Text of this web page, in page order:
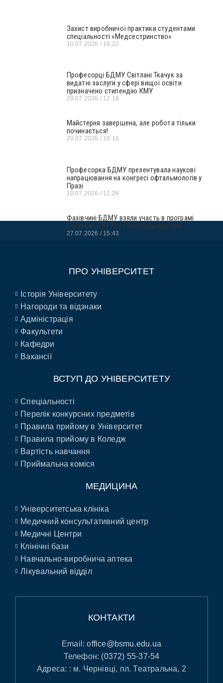
Захист виробничої практики студентами
спеціальності «Медсестринство»
10.07.2026 16:22
Професорці БДМУ Світлані Ткачук за
видатні заслуги у сфері вищої освіти
призначено стипендію КМУ
29.07.2026 12:18
Майстерня завершена, але робота тільки
починається!
20.07.2026 16:16
Професорка БДМУ презентувала наукові
напрацювання на конгресі офтальмологів у
Празі
10.07.2026 12:26
Фахівчині БДМУ взяли участь в програмі
Erasmus+ KA171 у Республіці Австрія
27.07.2026 15:43
ПРО УНІВЕРСИТЕТ
Історія Університету
Нагороди та відзнаки
Адміністрація
Факультети
Кафедри
Вакансії
ВСТУП ДО УНІВЕРСИТЕТУ
Спеціальності
Перелік конкурсних предметів
Правила прийому в Університет
Правила прийому в Коледж
Вартість навчання
Приймальна коміся
МЕДИЦИНА
Університетська клініка
Медичний консультативний центр
Медичні Центри
Клінічні бази
Навчально-виробнича аптека
Лікувальний відділ
КОНТАКТИ
Email:office@bsmu.edu.ua
Телефон: (0372) 55-37-54
Адреса: : м. Чернівці, пл. Театральна, 2